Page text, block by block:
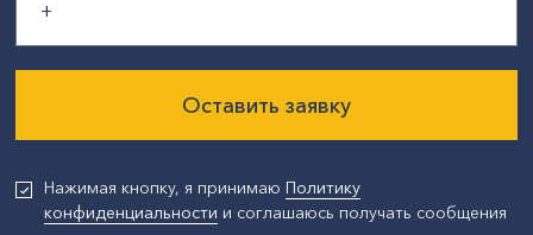
Оставить заявку
Нажимая кнопку, я принимаю Политику
конфиденциальности и соглашаюсь получать сообщения